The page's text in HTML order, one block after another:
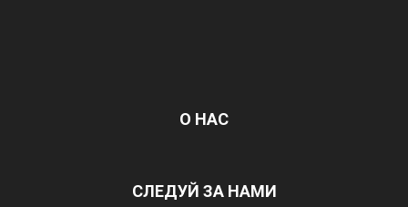
О НАС
СЛЕДУЙ ЗА НАМИ